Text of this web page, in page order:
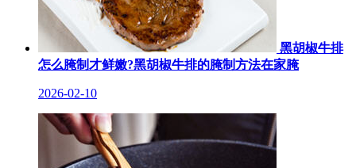
黑胡椒牛排
怎么腌制才鲜嫩?黑胡椒牛排的腌制方法在家腌
2026-02-10